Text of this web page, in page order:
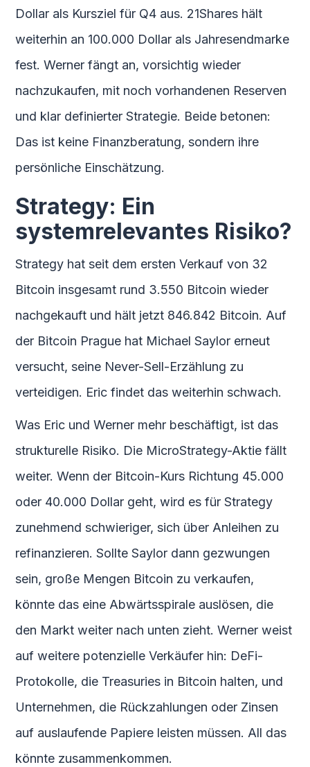
Dollar als Kursziel für Q4 aus. 21Shares hält
weiterhin an 100.000 Dollar als Jahresendmarke
fest. Werner fängt an, vorsichtig wieder
nachzukaufen, mit noch vorhandenen Reserven
und klar definierter Strategie. Beide betonen:
Das ist keine Finanzberatung, sondern ihre
persönliche Einschätzung.
Strategy: Ein
systemrelevantes Risiko?
Strategy hat seit dem ersten Verkauf von 32
Bitcoin insgesamt rund 3.550 Bitcoin wieder
nachgekauft und hält jetzt 846.842 Bitcoin. Auf
der Bitcoin Prague hat Michael Saylor erneut
versucht, seine Never-Sell-Erzählung zu
verteidigen. Eric findet das weiterhin schwach.
Was Eric und Werner mehr beschäftigt, ist das
strukturelle Risiko. Die MicroStrategy-Aktie fällt
weiter. Wenn der Bitcoin-Kurs Richtung 45.000
oder 40.000 Dollar geht, wird es für Strategy
zunehmend schwieriger, sich über Anleihen zu
refinanzieren. Sollte Saylor dann gezwungen
sein, große Mengen Bitcoin zu verkaufen,
könnte das eine Abwärtsspirale auslösen, die
den Markt weiter nach unten zieht. Werner weist
auf weitere potenzielle Verkäufer hin: DeFi-
Protokolle, die Treasuries in Bitcoin halten, und
Unternehmen, die Rückzahlungen oder Zinsen
auf auslaufende Papiere leisten müssen. All das
könnte zusammenkommen.